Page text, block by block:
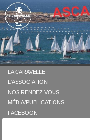
LA CARAVELLE
L'ASSOCIATION
NOS RENDEZ VOUS
MÉDIA/PUBLICATIONS
FACEBOOK